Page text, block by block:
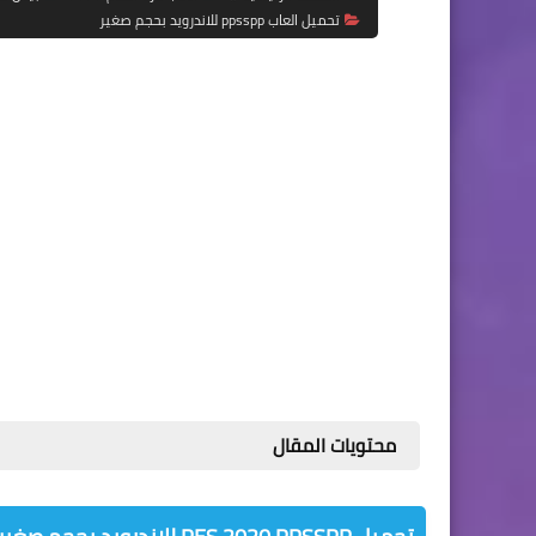
تحميل العاب ppsspp للاندرويد بحجم صغير
محتويات المقال